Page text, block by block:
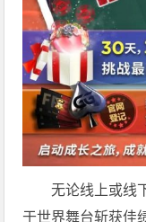
无论线上或线
于世界舞台斩获佳